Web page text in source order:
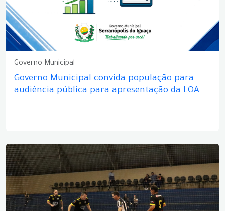
Governo Municipal
Governo Municipal convida população para
audiência pública para apresentação da LOA